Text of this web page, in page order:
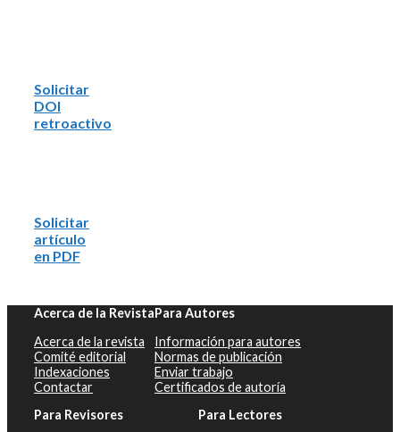
Solicitar
DOI
retroactivo
Solicitar
artículo
en PDF
Acerca de la Revista
Acerca de la revista
Comité editorial
Indexaciones
Contactar
Para Autores
Información para autores
Normas de publicación
Enviar trabajo
Certificados de autoría
Para Revisores
Para Lectores